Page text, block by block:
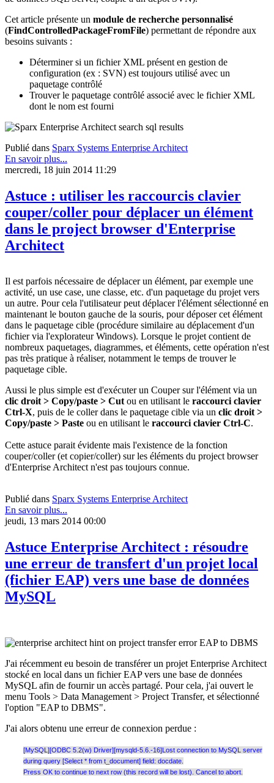
Cet article présente un module de recherche personnalisé
(FindControlledPackageFromFile) permettant de répondre aux
besoins suivants :
Déterminer si un fichier XML présent en gestion de
configuration (ex : SVN) est toujours utilisé avec un
paquetage contrôlé
Trouver le paquetage contrôlé associé avec le fichier XML
dont le nom est fourni
Publié dans Sparx Systems Enterprise Architect
En savoir plus...
mercredi, 18 juin 2014 11:29
Astuce : utiliser les raccourcis clavier
couper/coller pour déplacer un élément
dans le project browser d'Enterprise
Architect
Il est parfois nécessaire de déplacer un élément, par exemple une
activité, un use case, une classe, etc. d'un paquetage du projet vers
un autre. Pour cela l'utilisateur peut déplacer l'élément sélectionné en
maintenant le bouton gauche de la souris, pour déposer cet élément
dans le paquetage cible (procédure similaire au déplacement d'un
fichier via l'explorateur Windows). Lorsque le projet contient de
nombreux paquetages, diagrammes, et éléments, cette opération n'est
pas très pratique à réaliser, notamment le temps de trouver le
paquetage cible.
Aussi le plus simple est d'exécuter un Couper sur l'élément via un
clic droit > Copy/paste > Cut ou en utilisant le raccourci clavier
Ctrl-X, puis de le coller dans le paquetage cible via un clic droit >
Copy/paste > Paste ou en utilisant le raccourci clavier Ctrl-C.
Cette astuce parait évidente mais l'existence de la fonction
couper/coller (et copier/coller) sur les éléments du project browser
d'Enterprise Architect n'est pas toujours connue.
Publié dans Sparx Systems Enterprise Architect
En savoir plus...
jeudi, 13 mars 2014 00:00
Astuce Enterprise Architect : résoudre
une erreur de transfert d'un projet local
(fichier EAP) vers une base de données
MySQL
J'ai récemment eu besoin de transférer un projet Enterprise Architect
stocké en local dans un fichier EAP vers une base de données
MySQL afin de fournir un accès partagé. Pour cela, j'ai ouvert le
menu Tools > Data Management > Project Transfer, et sélectionné
l'option "EAP to DBMS".
J'ai alors obtenu une erreur de connexion perdue :
[MySQL][ODBC 5.2(w) Driver][mysqld-5.6.-16]Lost connection to MySQL server
during query [Select * from t_document] field: docdate.
Press OK to continue to next row (this record will be lost). Cancel to abort.